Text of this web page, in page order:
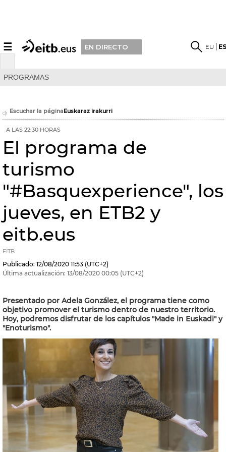
☰ EN DIRECTO EU
PROGRAMAS
Escuchar la páginaEuskaraz irakurri
A LAS 22:30 HORAS
El programa de
turismo
"#Basquexperience", los
jueves, en ETB2 y
eitb.eus
EITB
Publicado: 12/08/2020 11:53 (UTC+2)
Última actualización: 13/08/2020 00:05 (UTC+2)
Presentado por Adela González, el programa tiene como
objetivo promover el turismo dentro de nuestro territorio.
Hoy, podremos disfrutar de los capítulos "Made in Euskadi" y
"Enoturismo".